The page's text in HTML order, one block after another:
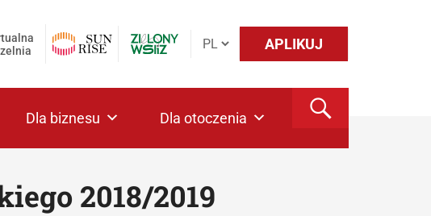
APLIKUJ
Dla biznesu Dla otoczenia
2018/2019